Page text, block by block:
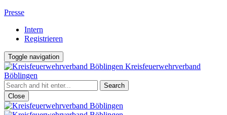
Presse
Intern
Registrieren
Toggle navigation
Kreisfeuerwehrverband
Böblingen
Close